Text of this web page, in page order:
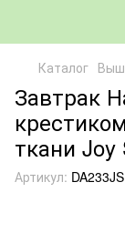
Каталог
Завтрак
ткани Joy
Артикул: DA233JS